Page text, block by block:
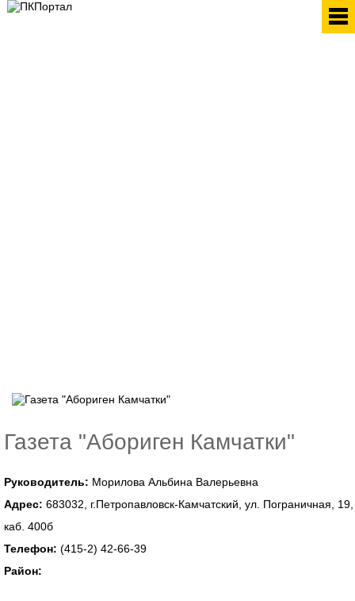
Газета "Абориген Камчатки"
Руководитель: Морилова Альбина Валерьевна
Адрес: 683032, г.Петропавловск-Камчатский, ул. Пограничная, 19,
каб. 400б
Телефон: (415-2) 42-66-39
Район: